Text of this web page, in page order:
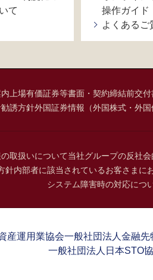
いて
操作ガイド
よくあるご
上場有価証券等書面・契約締結前交
勧誘方針外国証券情報（外国株式・外国
取扱いについて当社グループの反社
針内部者に該当されているお客さまに
システム障害時の対応につ
産運用業協会一般社団法人金融先
一般社団法人日本STO